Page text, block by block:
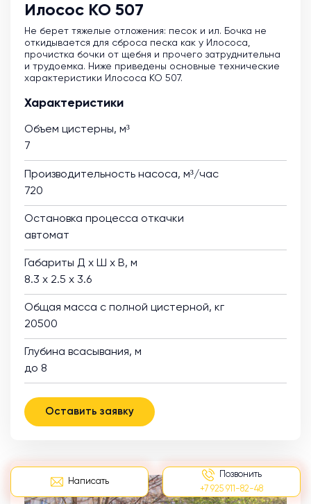
Написать
Позвонить
+7 925 911-82-48
Илосос КО 507
Не берет тяжелые отложения: песок и ил. Бочка не
откидывается для сброса песка как у Илососа,
прочистка бочки от щебня и прочего затруднительна
и трудоемка. Ниже приведены основные технические
характеристики Илососа КО 507.
Характеристики
Объем цистерны, м³
7
Производительность насоса, м³/час
720
Остановка процесса откачки
автомат
Габариты Д х Ш х В, м
8.3 х 2.5 х 3.6
Общая масса с полной цистерной, кг
20500
Глубина всасывания, м
до 8
Оставить заявку